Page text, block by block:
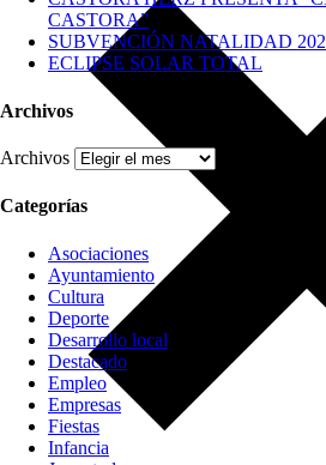
CASTORA”
SUBVENCIÓN NATALIDAD
ECLIPSE SOLAR TOTAL
Archivos
Archivos
Categorías
Asociaciones
Ayuntamiento
Cultura
Deporte
Desarrollo local
Destacado
Empleo
Empresas
Fiestas
Infancia